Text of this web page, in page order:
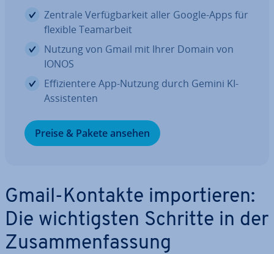
Zentrale Ver­füg­bar­keit aller Google-Apps für
flexible Team­ar­beit
Nutzung von Gmail mit Ihrer Domain von
IONOS
Ef­fi­zi­en­te­re App-Nutzung durch Gemini KI-
As­sis­ten­ten
Preise & Pakete ansehen
Gmail-Kontakte im­por­tie­ren:
Die wich­tigs­ten Schritte in der
Zu­sam­men­fas­sung